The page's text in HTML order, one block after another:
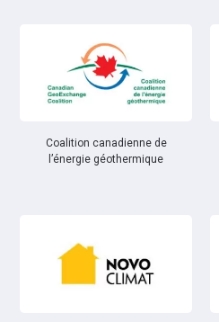
Coalition canadienne de
l’énergie géothermique